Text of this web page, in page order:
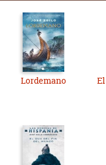
Lordemano